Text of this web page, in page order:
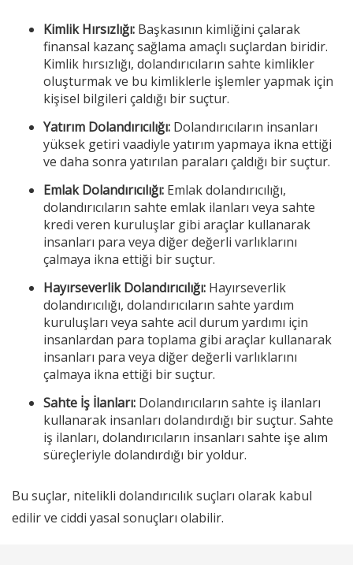
Kimlik Hırsızlığı: Başkasının kimliğini çalarak
finansal kazanç sağlama amaçlı suçlardan biridir.
Kimlik hırsızlığı, dolandırıcıların sahte kimlikler
oluşturmak ve bu kimliklerle işlemler yapmak için
kişisel bilgileri çaldığı bir suçtur.
Yatırım Dolandırıcılığı: Dolandırıcıların insanları
yüksek getiri vaadiyle yatırım yapmaya ikna ettiği
ve daha sonra yatırılan paraları çaldığı bir suçtur.
Emlak Dolandırıcılığı: Emlak dolandırıcılığı,
dolandırıcıların sahte emlak ilanları veya sahte
kredi veren kuruluşlar gibi araçlar kullanarak
insanları para veya diğer değerli varlıklarını
çalmaya ikna ettiği bir suçtur.
Hayırseverlik Dolandırıcılığı: Hayırseverlik
dolandırıcılığı, dolandırıcıların sahte yardım
kuruluşları veya sahte acil durum yardımı için
insanlardan para toplama gibi araçlar kullanarak
insanları para veya diğer değerli varlıklarını
çalmaya ikna ettiği bir suçtur.
Sahte İş İlanları: Dolandırıcıların sahte iş ilanları
kullanarak insanları dolandırdığı bir suçtur. Sahte
iş ilanları, dolandırıcıların insanları sahte işe alım
süreçleriyle dolandırdığı bir yoldur.
Bu suçlar, nitelikli dolandırıcılık suçları olarak kabul
edilir ve ciddi yasal sonuçları olabilir.